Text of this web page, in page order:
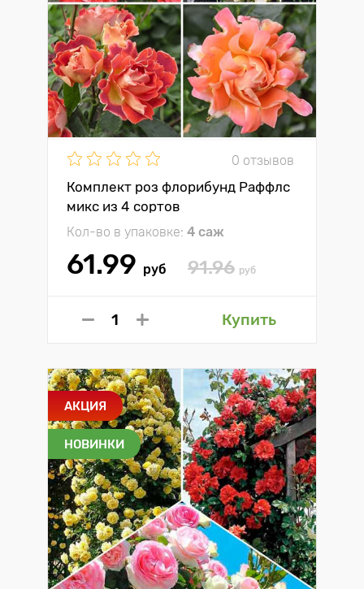
0 отзывов
Комплект роз флорибунд Раффлс
микс из 4 сортов
Кол-во в упаковке: 4 саж
61.99 руб 91.96 руб
Купить
АКЦИЯ
НОВИНКИ